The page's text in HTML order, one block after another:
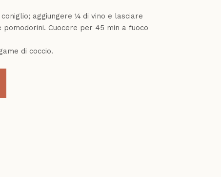
aggiungere ¼ di vino e lasciare
Cuocere per 45 min a fuoco
di coccio.